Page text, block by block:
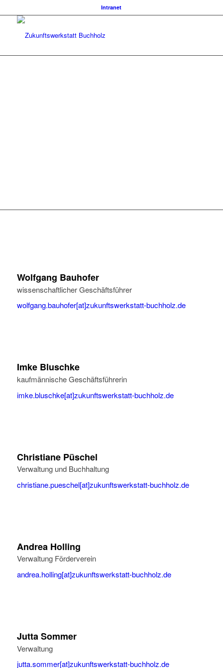
Intranet
Wolfgang Bauhofer
wissenschaftlicher Geschäftsführer
wolfgang.bauhofer[at]zukunftswerkstatt-buchholz.de
Imke Bluschke
kaufmännische Geschäftsführerin
imke.bluschke[at]zukunftswerkstatt-buchholz.de
Christiane Püschel
Verwaltung und Buchhaltung
christiane.pueschel[at]zukunftswerkstatt-buchholz.de
Andrea Holling
Verwaltung Förderverein
andrea.holling[at]zukunftswerkstatt-buchholz.de
Jutta Sommer
Verwaltung
jutta.sommer[at]zukunftswerkstatt-buchholz.de